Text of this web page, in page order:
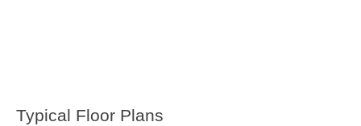
Typical Floor Plans